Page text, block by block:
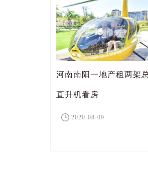
河南南阳一地产租两架
直升机看房
2020-08-09